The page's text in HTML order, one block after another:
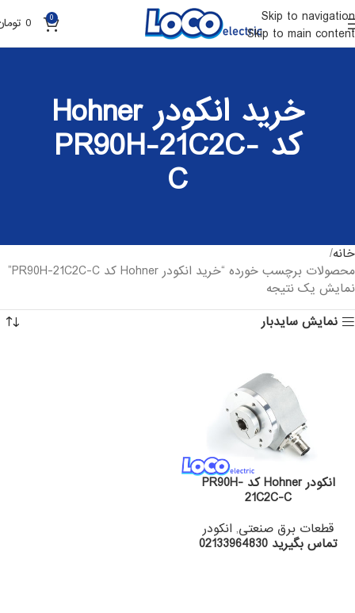
Skip to navigation
Skip to main content
0
0
خرید انکودر Hohner
کد PR90H-21C2C-
C
خانه
محصولات برچسب خورده “خرید انکودر Hohner کد PR90H-21C2C-C”
نمایش یک نتیجه
نمایش سایدبار
انکودر Hohner کد PR90H-
21C2C-C
قطعات برق صنعتی, انکودر
تماس بگیرید 02133964830